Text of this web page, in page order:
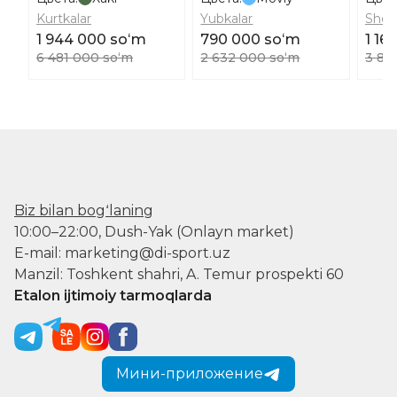
Kurtkalar
1 944 000 soʻm
6 481 000 soʻm
Yubkalar
790 000 soʻm
2 632 000 soʻm
1
3
Biz bilan bogʻlaning
10:00–22:00, Dush-Yak (Onlayn market)
E-mail: marketing@di-sport.uz
Manzil: Toshkent shahri, A. Temur prospekti 60
Etalon ijtimoiy tarmoqlarda
Мини-приложение